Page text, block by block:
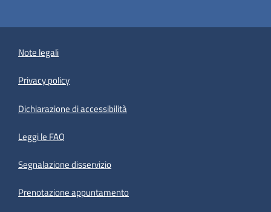
Note legali
Privacy policy
Dichiarazione di accessibilità
Leggi le FAQ
Segnalazione disservizio
Prenotazione appuntamento